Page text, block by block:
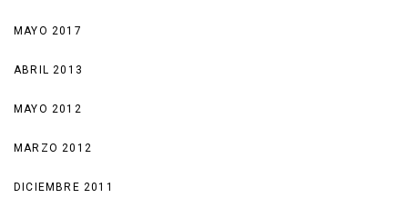
MAYO 2017
ABRIL 2013
MAYO 2012
MARZO 2012
DICIEMBRE 2011